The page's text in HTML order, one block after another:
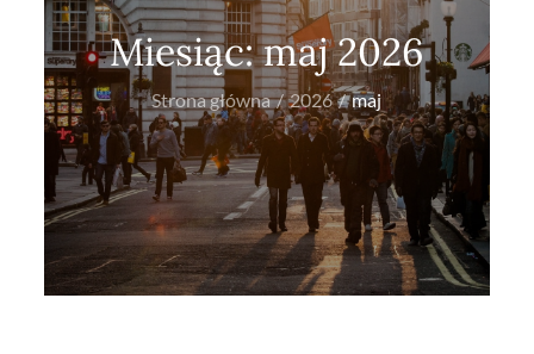
Miesiąc:maj 2026
Strona główna 2026 maj